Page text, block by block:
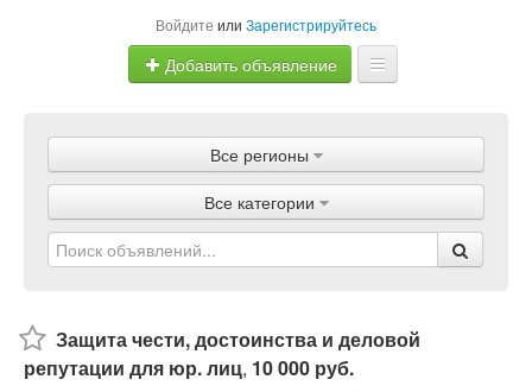
Войдите или Зарегистрируйтесь
Добавить объявление
Объявления
Магазины
Услуги
Все регионы
Все категории
Защита чести, достоинства и деловой
репутации для юр. лиц, 10 000 руб.